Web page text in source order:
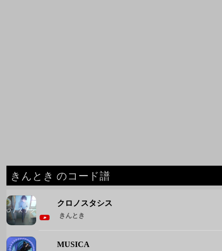
MUSICA
きんとき
◆ きんとき のコード譜をもっと見る ◆